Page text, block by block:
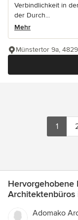
Verbindlichkeit in
der Durch...
Mehr
Münstertor 9a,
1
Architektenbüros
Adomako